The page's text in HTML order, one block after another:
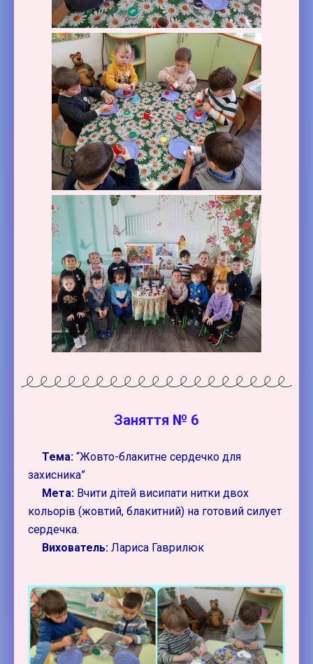
Заняття № 6
Тема: “Жовто-блакитне сердечко для
захисника”
Мета: Вчити дітей висипати нитки двох
кольорів (жовтий, блакитний) на готовий силует
сердечка.
Вихователь: Лариса Гаврилюк